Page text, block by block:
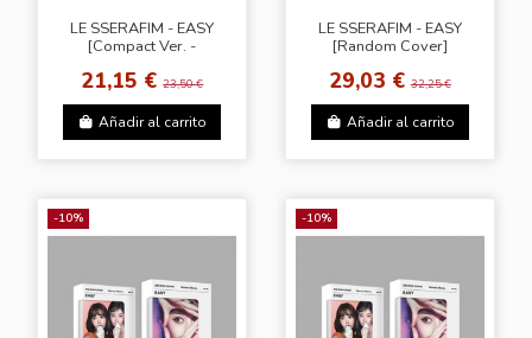
LE SSERAFIM - EASY
[Compact Ver. -
21,15 €23,50 €
Añadir al carrito
LE SSERAFIM - EASY
[Random Cover]
29,03 €32,25 €
Añadir al carrito
-10% -10%